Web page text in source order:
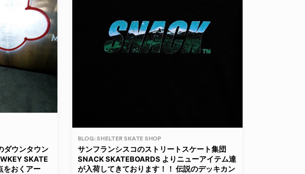
ダウンタウン
SKATE
をおくアー
BLOG: SHELTER SKATE SHOP
サンフランシスコのストリートスケート集団
SNACK SKATEBOARDS よりニューアイテム達
が入荷してきております！！ 伝説のデッキカン